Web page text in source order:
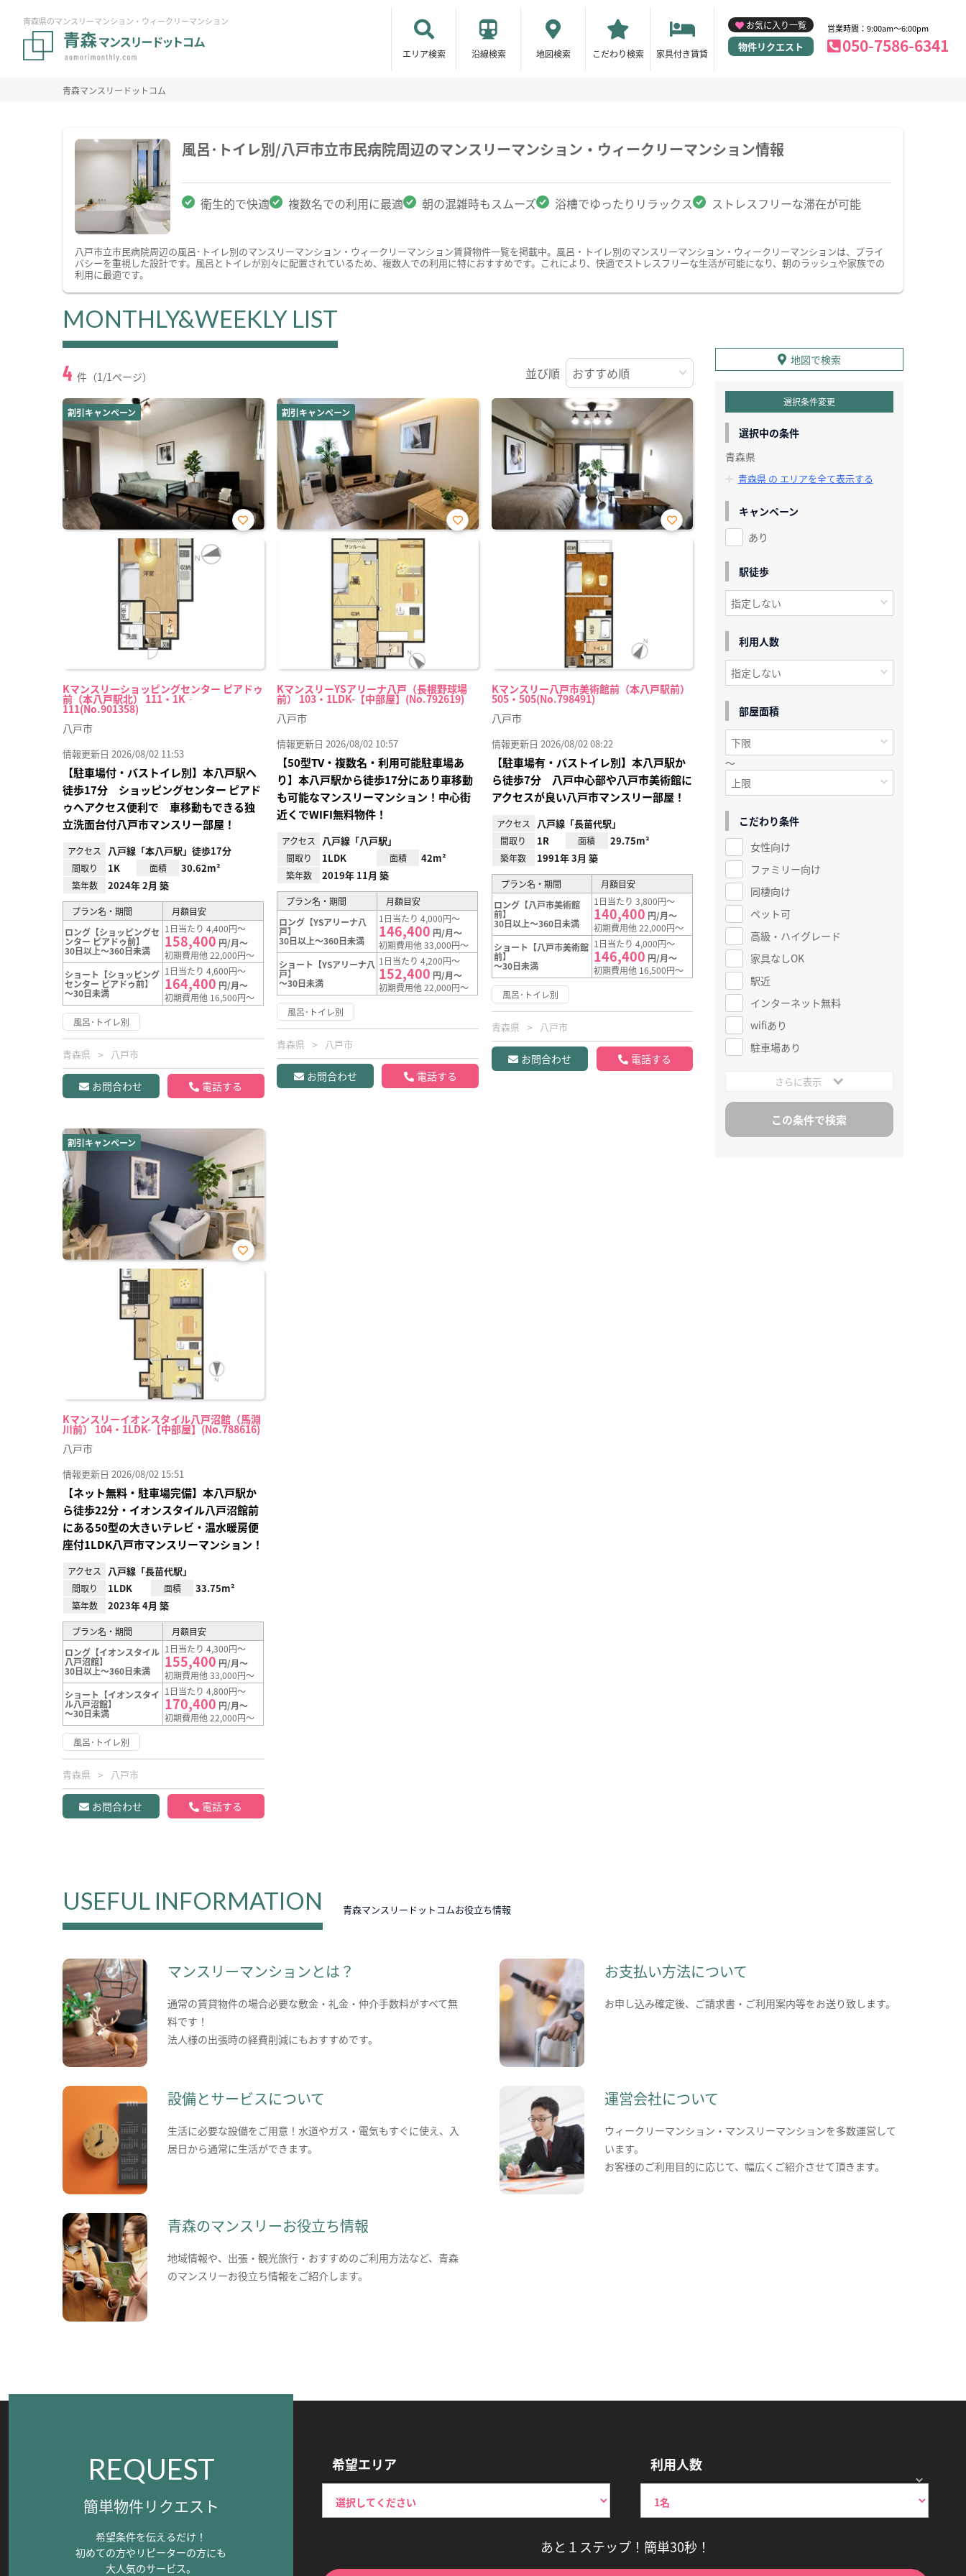
青森県のマンスリーマンション・ウィークリーマンション
エリア検索 沿線検索 地図検索 こだわり検索 家具付き賃貸
お気に入り一覧
物件リクエスト
営業時間：9:00am～6:00pm
050-7586-6341
青森マンスリードットコム
風呂･トイレ別/八戸市立市民病院周辺のマンスリーマンション・ウィークリーマンション情報
衛生的で快適 複数名での利用に最適 朝の混雑時もスムーズ 浴槽でゆったりリラックス ストレスフリーな滞在が可能
八戸市立市民病院周辺の風呂･トイレ別のマンスリーマンション・ウィークリーマンション賃貸物件一覧を掲載中。風呂・トイレ別のマンスリーマンション・ウィークリーマンションは、プライ
バシーを重視した設計です。風呂とトイレが別々に配置されているため、複数人での利用に特におすすめです。これにより、快適でストレスフリーな生活が可能になり、朝のラッシュや家族での
利用に最適です。
MONTHLY&WEEKLY LIST
4 件（1/1ページ） 並び順
割引キャンペーン
Kマンスリーショッピングセンター ピアドゥ
前（本八戸駅北） 111・1K‐
111(No.901358)
お気
八戸市
情報更新日 2026/08/02 11:53
【駐車場付・バストイレ別】本八戸駅へ
徒歩17分 ショッピングセンター ピアド
ゥへアクセス便利で 車移動もできる独
立洗面台付八戸市マンスリー部屋！
アクセス 八戸線「本八戸駅」徒歩17分
間取り 1K 面積 30.62m²
築年数 2024年 2月 築
プラン名・期間
月額目安
ロング【ショッピングセ
ンター ピアドゥ前】
30日以上～360日未満
1日当たり 4,400円～
158,400 円/月～
初期費用他 22,000円～
ショート【ショッピング
センター ピアドゥ前】
～30日未満
1日当たり 4,600円～
164,400 円/月～
初期費用他 16,500円～
風呂･トイレ別
青森県 八戸市
お問合わせ 電話する
割引キャンペーン
KマンスリーYSアリーナ八戸（長根野球場
前） 103・1LDK-【中部屋】(No.792619)
お気
八戸市
情報更新日 2026/08/02 10:57
【50型TV・複数名・利用可能駐車場あ
り】本八戸駅から徒歩17分にあり車移動
も可能なマンスリーマンション！中心街
近くでWIFI無料物件！
アクセス 八戸線「八戸駅」
間取り 1LDK 面積 42m²
築年数 2019年 11月 築
プラン名・期間
月額目安
ロング【YSアリーナ八
戸】
30日以上～360日未満
1日当たり 4,000円～
146,400 円/月～
初期費用他 33,000円～
ショート【YSアリーナ八
戸】
～30日未満
1日当たり 4,200円～
152,400 円/月～
初期費用他 22,000円～
風呂･トイレ別
青森県 八戸市
お問合わせ 電話する
Kマンスリー八戸市美術館前（本八戸駅前）
505・505(No.798491)
お気
八戸市
情報更新日 2026/08/02 08:22
【駐車場有・バストイレ別】本八戸駅か
ら徒歩7分 八戸中心部や八戸市美術館に
アクセスが良い八戸市マンスリー部屋！
アクセス 八戸線「長苗代駅」
間取り 1R 面積 29.75m²
築年数 1991年 3月 築
プラン名・期間
月額目安
ロング【八戸市美術館
前】
30日以上～360日未満
1日当たり 3,800円～
140,400 円/月～
初期費用他 22,000円～
ショート【八戸市美術館
前】
～30日未満
1日当たり 4,000円～
146,400 円/月～
初期費用他 16,500円～
風呂･トイレ別
青森県 八戸市
お問合わせ 電話する
割引キャンペーン
Kマンスリーイオンスタイル八戸沼館（馬淵
川前） 104・1LDK-【中部屋】(No.788616)
お気
八戸市
情報更新日 2026/08/02 15:51
【ネット無料・駐車場完備】本八戸駅か
ら徒歩22分・イオンスタイル八戸沼館前
にある50型の大きいテレビ・温水暖房便
座付1LDK八戸市マンスリーマンション！
アクセス 八戸線「長苗代駅」
間取り 1LDK 面積 33.75m²
築年数 2023年 4月 築
プラン名・期間
月額目安
ロング【イオンスタイル
八戸沼館】
30日以上～360日未満
1日当たり 4,300円～
155,400 円/月～
初期費用他 33,000円～
ショート【イオンスタイ
ル八戸沼館】
～30日未満
1日当たり 4,800円～
170,400 円/月～
初期費用他 22,000円～
風呂･トイレ別
青森県 八戸市
お問合わせ 電話する
地図で検索
選択条件変更
選択中の条件
青森県
青森県 の エリアを全て表示する
キャンペーン
あり
駅徒歩
利用人数
部屋面積
～
こだわり条件
女性向け
ファミリー向け
同棲向け
ペット可
高級・ハイグレード
家具なしOK
駅近
インターネット無料
wifiあり
駐車場あり
さらに表示
USEFUL INFORMATION 青森マンスリードットコムお役立ち情報
マンスリーマンションとは？
通常の賃貸物件の場合必要な敷金・礼金・仲介手数料がすべて無
料です！
法人様の出張時の経費削減にもおすすめです。
お支払い方法について
お申し込み確定後、ご請求書・ご利用案内等をお送り致します。
設備とサービスについて
生活に必要な設備をご用意！水道やガス・電気もすぐに使え、入
居日から通常に生活ができます。
運営会社について
ウィークリーマンション・マンスリーマンションを多数運営して
います。
お客様のご利用目的に応じて、幅広くご紹介させて頂きます。
青森のマンスリーお役立ち情報
地域情報や、出張・観光旅行・おすすめのご利用方法など、青森
のマンスリーお役立ち情報をご紹介します。
REQUEST
簡単物件リクエスト
希望条件を伝えるだけ！
初めての方やリピーターの方にも
大人気のサービス。
希望エリア 利用人数
あと１ステップ！簡単30秒！